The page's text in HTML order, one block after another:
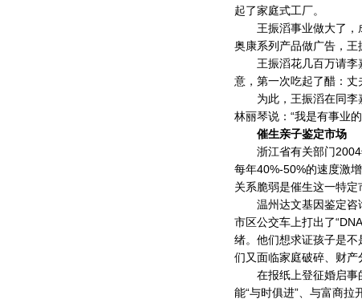
起了家庭式工厂。
王振滔事业做大了，成
奥康系列产品做广告，王
王振滔花几百万请李嘉
意，第一次吃起了醋：
为此，王振滔在同李嘉
林丽琴说：“我是有事业
催生亲子鉴定市场
浙江省有关部门2004
每年40%-50%的速度激
关系脆弱是催生这一特定
温州达文基因鉴定咨询
市区公交车上打出了
绪。他们想求证孩子是
们又面临家庭破碎、财产
在报纸上登征婚启事的
能“与时俱进”、与富商